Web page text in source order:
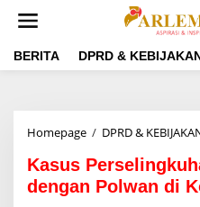
t
BERITA DPRD &
Homepage / DPRD &
Kasus
dengan Polwan di